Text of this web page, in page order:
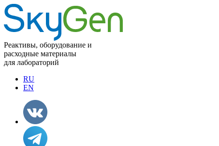
Реактивы, оборудование и
расходные материалы
для лабораторий
RU
EN